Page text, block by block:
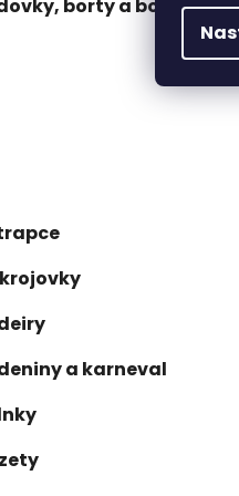
borty a boa
a karneval